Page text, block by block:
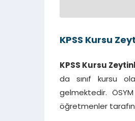
KPSS Kursu
KPSS Kursu
da sınıf kursu
gelmektedir.
öğretmenler